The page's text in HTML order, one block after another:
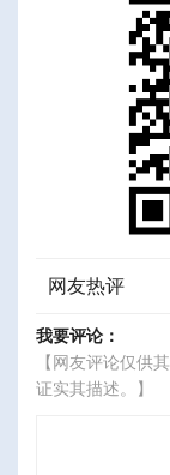
网友热评
我要评论：
【网友评论仅供
证实其描述。】